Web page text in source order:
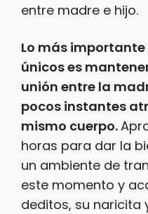
entre madre e hijo.
Lo más
únicos es
unión entre la
pocos instantes
mismo cuerpo.
horas para dar la
un ambiente de
este momento y
deditos, su naricita